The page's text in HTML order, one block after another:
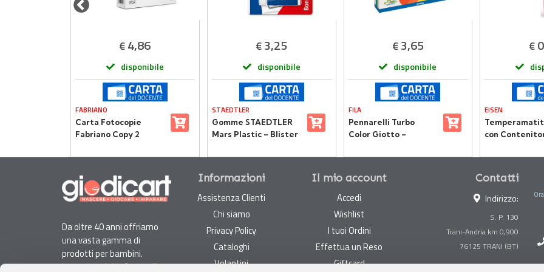
€4,86
disponibile
FABRIANO
Carta Fotocopie
Fabriano Copy 2
Alta Qualità, Massima
€3,25
disponibile
STAEDTLER
Gomme STAEDTLER
Mars Plastic – Blister
€3,65
disponibile
FILA
Pennarelli Turbo
Color Giotto –
€
EISEN
con
Da oltre 40 anni offriamo
una vasta gamma di
prodotti per bambini.
La nostra piattaforma di
Informazioni
Assistenza Clienti
Chi siamo
Privacy Policy
Cataloghi
Volantini
Il mio account
Accedi
Wishlist
I tuoi Ordini
Effettua un Reso
Giftcard
Contatti
Indirizzo:
S. P. 130
Trani-Andria km 0,900